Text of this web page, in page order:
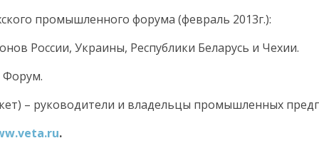
промышленного форума (февраль 2013г.):
России, Украины, Республики Беларусь и Чехии.
Форум.
– руководители и владельцы промышленных
.veta.ru.